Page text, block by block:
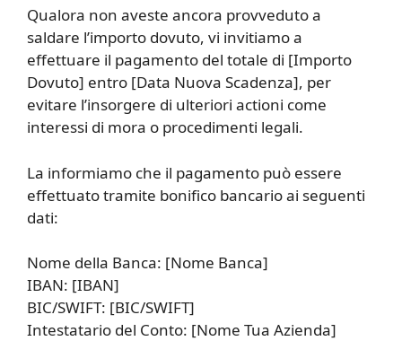
Qualora non aveste ancora provveduto a
saldare l’importo dovuto, vi invitiamo a
effettuare il pagamento del totale di [Importo
Dovuto] entro [Data Nuova Scadenza], per
evitare l’insorgere di ulteriori actioni come
interessi di mora o procedimenti legali.
La informiamo che il pagamento può essere
effettuato tramite bonifico bancario ai seguenti
dati:
Nome della Banca: [Nome Banca]
IBAN: [IBAN]
BIC/SWIFT: [BIC/SWIFT]
Intestatario del Conto: [Nome Tua Azienda]